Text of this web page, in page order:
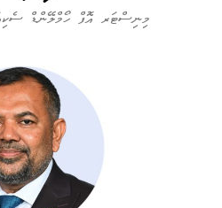
މިނިސްޓަރ އޮފް ހޯމްލޭންޑް